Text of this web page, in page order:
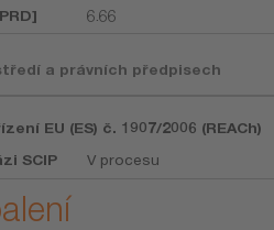
6.66
a právních předpisech
EU (ES) č. 1907/2006 (REACh)
SCIP
V procesu